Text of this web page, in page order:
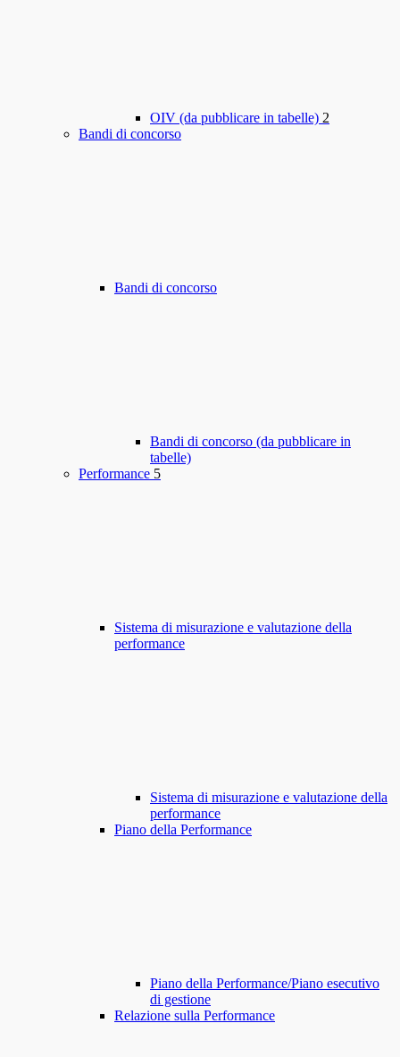
OIV (da pubblicare in tabelle) 2
Bandi di concorso
Bandi di concorso
Bandi di concorso (da pubblicare in
tabelle)
Performance 5
Sistema di misurazione e valutazione della
performance
Sistema di misurazione e valutazione della
performance
Piano della Performance
Piano della Performance/Piano esecutivo
di gestione
Relazione sulla Performance